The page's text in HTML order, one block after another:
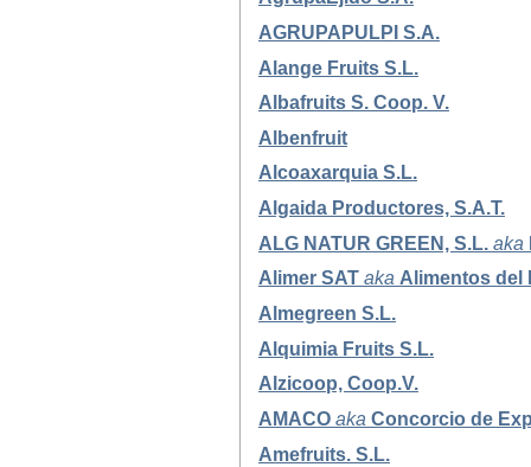
AGRUPAPULPI S.A.
Alange Fruits S.L.
Albafruits S. Coop. V.
Albenfruit
Alcoaxarquia S.L.
Algaida Productores, S.A.T.
ALG NATUR GREEN, S.L. aka
Alimer SAT aka Alimentos del
Almegreen S.L.
Alquimia Fruits S.L.
Alzicoop, Coop.V.
AMACO aka Concorcio de
Amefruits. S.L.